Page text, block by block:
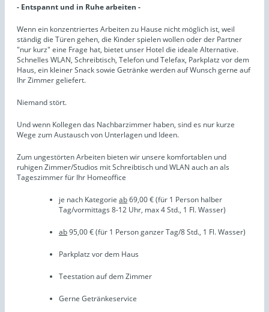
- Entspannt und in Ruhe arbeiten -
Wenn ein konzentriertes Arbeiten zu Hause nicht möglich ist, weil
ständig die Türen gehen, die Kinder spielen wollen oder der Partner
"nur kurz" eine Frage hat, bietet unser Hotel die ideale Alternative.
Schnelles WLAN, Schreibtisch, Telefon und Telefax, Parkplatz vor dem
Haus, ein kleiner Snack sowie Getränke werden auf Wunsch gerne auf
Ihr Zimmer geliefert.
Niemand stört.
Und wenn Kollegen das Nachbarzimmer haben, sind es nur kurze
Wege zum Austausch von Unterlagen und Ideen.
Zum ungestörten Arbeiten bieten wir unsere komfortablen und
ruhigen Zimmer/Studios mit Schreibtisch und WLAN auch an als
Tageszimmer für Ihr Homeoffice
je nach Kategorie ab69,00 € (für 1 Person halber
Tag/vormittags 8-12 Uhr, max 4 Std., 1 Fl. Wasser)
ab95,00 € (für 1 Person ganzer Tag/8 Std., 1 Fl. Wasser)
Parkplatz vor dem Haus
Teestation auf dem Zimmer
Gerne Getränkeservice